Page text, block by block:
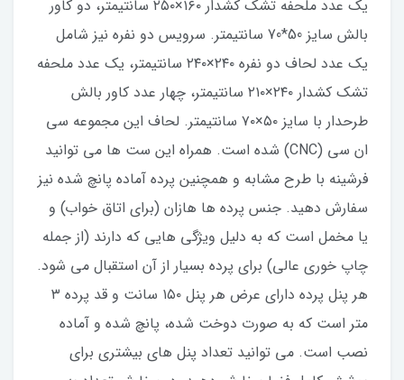
یک عدد ملحفه تشک کشدار ۱۶۰×۲۵۰ سانتیمتر، دو کاور
بالش سایز 50*70 سانتیمتر. سرویس دو نفره نیز شامل
یک عدد لحاف دو نفره ۲۴۰×۲۴۰ سانتیمتر، یک عدد ملحفه
تشک کشدار ۲۴۰×۲۱۰ سانتیمتر، چهار عدد کاور بالش
طرحدار با سایز ۵۰×۷۰ سانتیمتر. لحاف این مجموعه سی
ان سی (CNC) شده است. همراه این ست ها می توانید
فرشینه با طرح مشابه و همچنین پرده آماده پانچ شده نیز
سفارش دهید. جنس پرده ها هازان (برای اتاق خواب) و
یا مخمل است که به دلیل ویژگی هایی که دارند (از جمله
چاپ خوری عالی) برای پرده بسیار از آن استقبال می شود.
هر پنل پرده دارای عرض هر پنل ۱۵۰ سانت و قد پرده ۳
متر است که به صورت دوخت شده، پانچ شده و آماده
نصب است. می توانید تعداد پنل های بیشتری برای